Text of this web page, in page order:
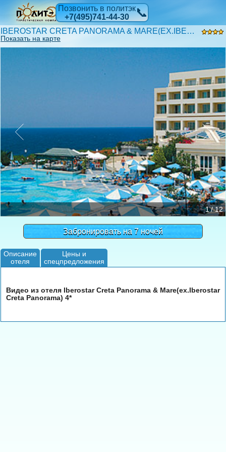
Позвонить в политэк
+7(495)741-44-30
📞
IBEROSTAR CRETA PANORAMA & MARE(EX.IBEROSTAR CRETA PANORAMA) 4*
Показать на карте
1 / 12
Забронировать на 7 ночей
Описание
отеля
Цены и
спецпредложения
Видео из отеля Iberostar Creta Panorama & Mare(ex.Iberostar
Creta Panorama) 4*